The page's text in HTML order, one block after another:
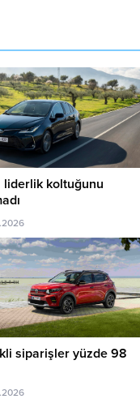
liderlik koltuğunu
siparişler yüzde 98